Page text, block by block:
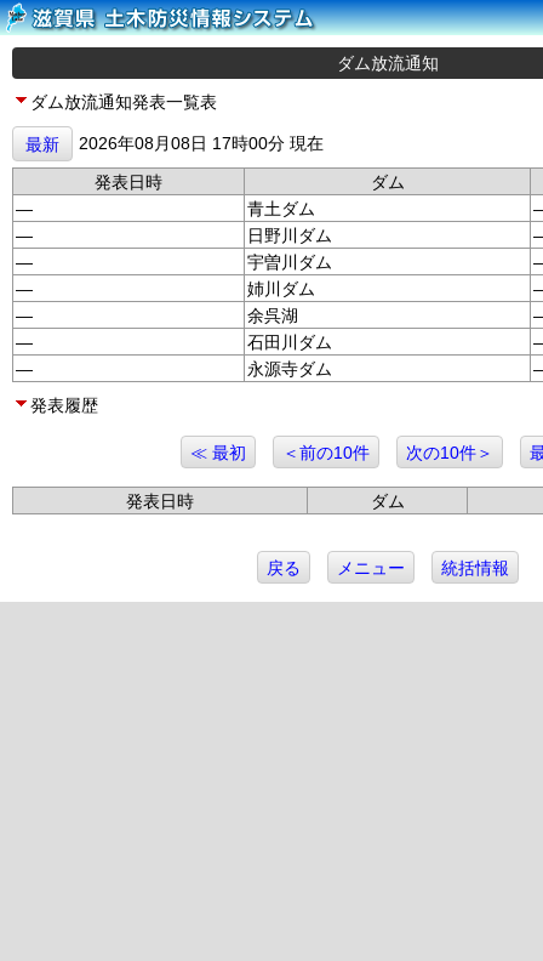
ダム放流通知
ダム放流通知発表一覧表
最新
2026年08月08日 17時00分 現在
発表日時
ダム
—
青土ダム
—
日野川ダム
—
宇曽川ダム
—
姉川ダム
—
余呉湖
—
石田川ダム
—
永源寺ダム
発表履歴
≪ 最初 ＜前の10件 次の10件＞
発表日時 ダム
戻る メニュー 統括情報